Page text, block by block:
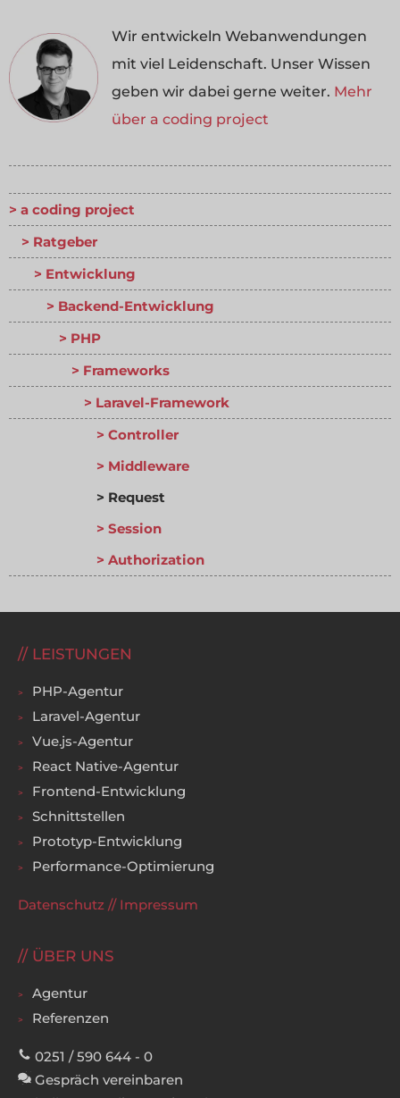
Wir entwickeln Webanwendungen
mit viel Leidenschaft. Unser Wissen
geben wir dabei gerne weiter. Mehr
über a coding project
a coding project
Ratgeber
Entwicklung
Backend-Entwicklung
PHP
Frameworks
Laravel-Framework
Controller
Middleware
Request
Session
Authorization
LEISTUNGEN
PHP-Agentur
Laravel-Agentur
Vue.js-Agentur
React Native-Agentur
Frontend-Entwicklung
Schnittstellen
Prototyp-Entwicklung
Performance-Optimierung
Datenschutz // Impressum
ÜBER UNS
Agentur
Referenzen
0251 / 590 644 - 0
Gespräch vereinbaren